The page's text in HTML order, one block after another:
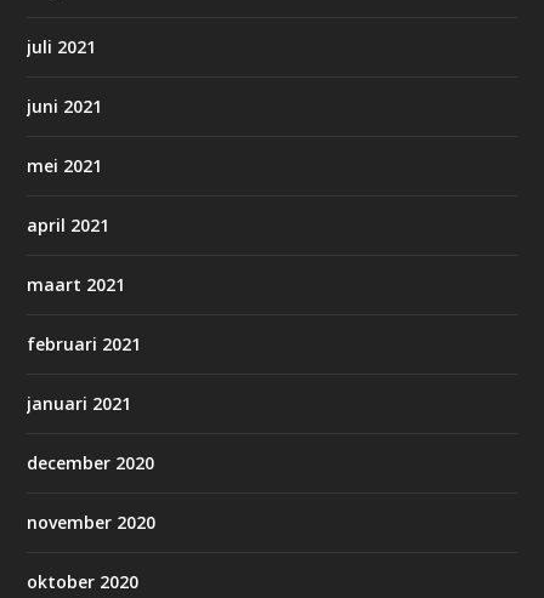
juli 2021
juni 2021
mei 2021
april 2021
maart 2021
februari 2021
januari 2021
december 2020
november 2020
oktober 2020